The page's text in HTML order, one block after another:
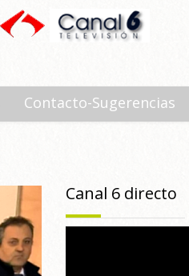
Contacto-Sugerencias
Canal 6 directo